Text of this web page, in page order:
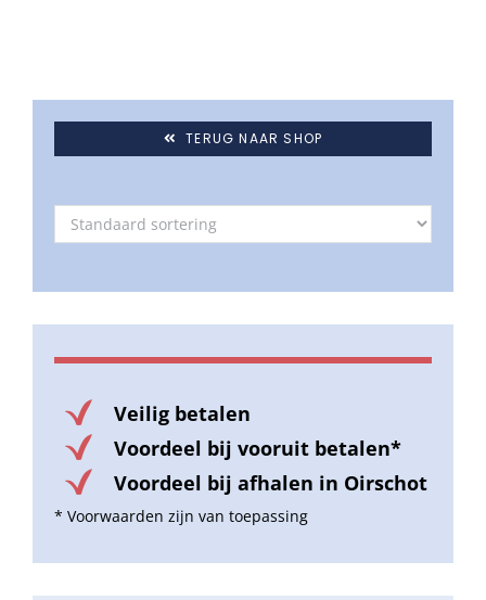
TERUG NAAR SHOP
Veilig betalen
Voordeel bij vooruit betalen*
Voordeel bij afhalen in Oirschot
* Voorwaarden zijn van toepassing